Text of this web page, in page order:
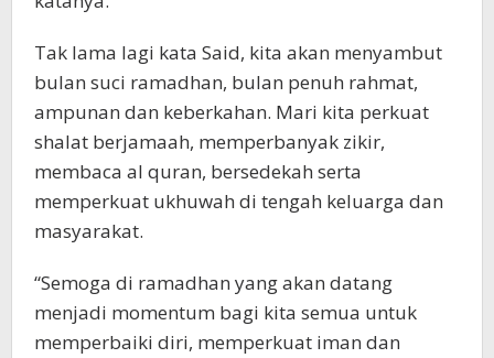
Tak lama lagi kata Said, kita akan menyambut
bulan suci ramadhan, bulan penuh rahmat,
ampunan dan keberkahan. Mari kita perkuat
shalat berjamaah, memperbanyak zikir,
membaca al quran, bersedekah serta
memperkuat ukhuwah di tengah keluarga dan
masyarakat.
“Semoga di ramadhan yang akan datang
menjadi momentum bagi kita semua untuk
memperbaiki diri, memperkuat iman dan